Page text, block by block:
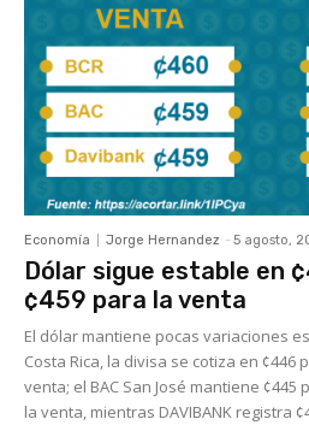
Economía Jorge Hernandez - 5 agosto,
Dólar sigue estable en
¢459 para la venta
El dólar mantiene pocas variaciones
Costa Rica, la divisa se cotiza en ¢446
venta; el BAC San José mantiene ¢445
la venta, mientras DAVIBANK registra